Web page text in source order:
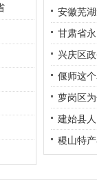
安徽芜
甘肃省
惠济区]
兴庆区
惠济区]
偃师这
[郑州市
萝岗区
后叫什么
建始县
稷山特